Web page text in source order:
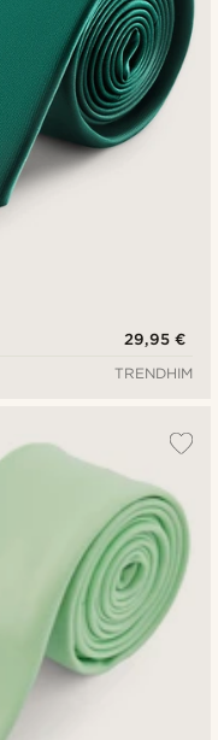
29,95 €
TRENDHIM